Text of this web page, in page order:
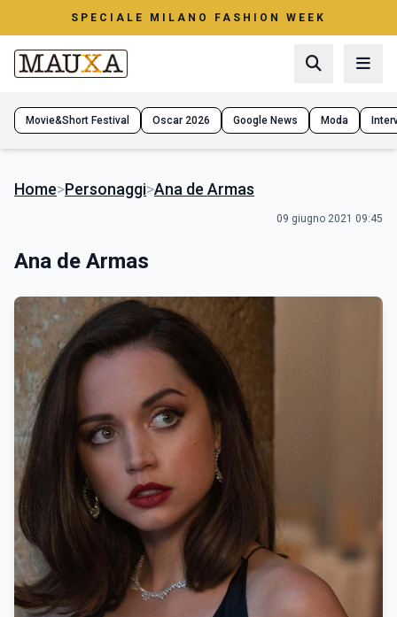
SPECIALE MILANO FASHION WEEK
Movie&Short Festival Oscar 2026 Google News Moda
Home>Personaggi>Ana de Armas
09 giugno 2021 09:45
Ana de Armas